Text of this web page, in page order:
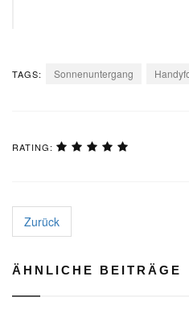
TAGS: Sonnenuntergang
RATING:
Zurück
ÄHNLICHE BEITRÄGE